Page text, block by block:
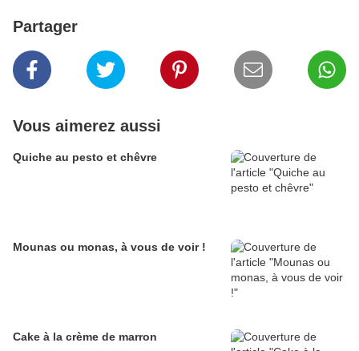
Partager
Vous aimerez aussi
Quiche au pesto et chêvre
Mounas ou monas, à vous de voir !
Cake à la crème de marron